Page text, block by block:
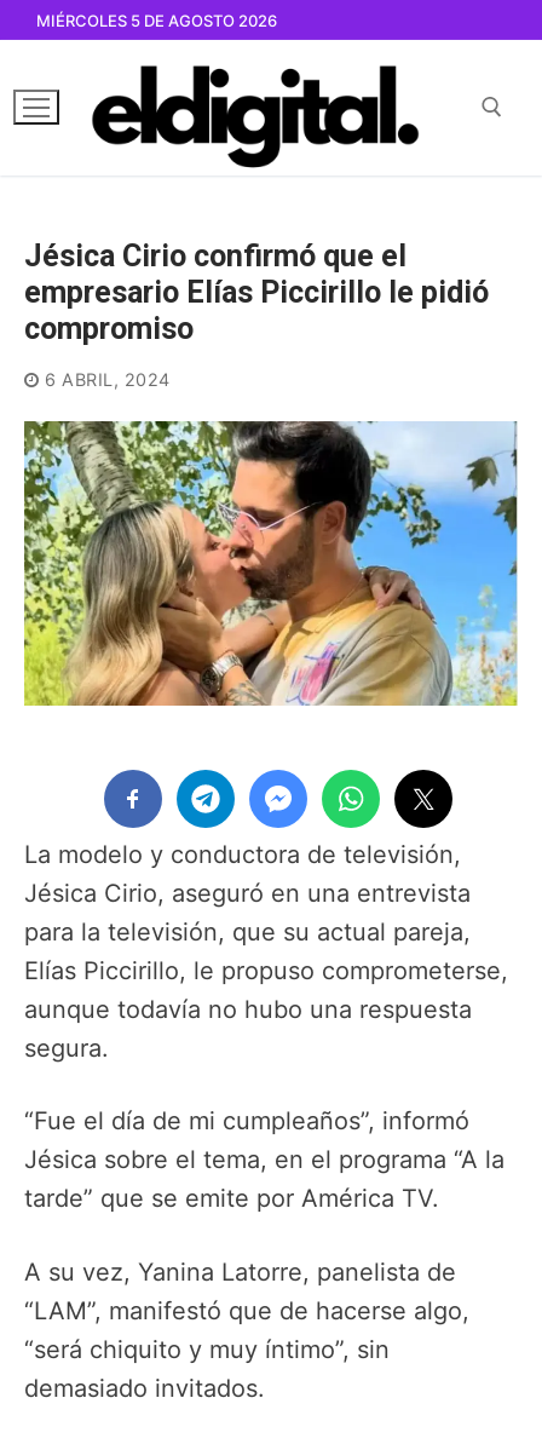
contenido
MIÉRCOLES 5 DE AGOSTO 2026
Jésica Cirio confirmó que el
empresario Elías Piccirillo le pidió
compromiso
6 ABRIL, 2024
La modelo y conductora de televisión,
Jésica Cirio, aseguró en una entrevista
para la televisión, que su actual pareja,
Elías Piccirillo, le propuso comprometerse,
aunque todavía no hubo una respuesta
segura.
“Fue el día de mi cumpleaños”, informó
Jésica sobre el tema, en el programa “A la
tarde” que se emite por América TV.
A su vez, Yanina Latorre, panelista de
“LAM”, manifestó que de hacerse algo,
“será chiquito y muy íntimo”, sin
demasiado invitados.